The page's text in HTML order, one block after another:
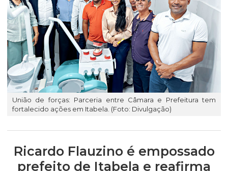
União de forças: Parceria entre Câmara e Prefeitura tem
fortalecido ações em Itabela. (Foto: Divulgação)
Ricardo Flauzino é empossado
prefeito de Itabela e reafirma